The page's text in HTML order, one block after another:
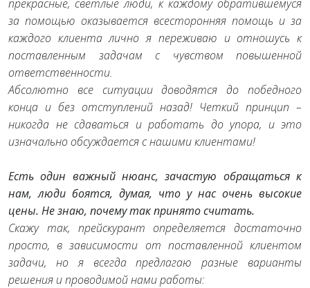
прекрасные, светлые люди, к каждому обратившемуся
за помощью оказывается всесторонняя помощь и за
каждого клиента лично я переживаю и отношусь к
поставленным задачам с чувством повышенной
ответственности.
Абсолютно все ситуации доводятся до победного
конца и без отступлений назад! Четкий принцип –
никогда не сдаваться и работать до упора, и это
изначально обсуждается с нашими клиентами!
Есть один важный нюанс, зачастую обращаться к
нам, люди боятся, думая, что у нас очень высокие
цены. Не знаю, почему так принято считать.
Скажу так, прейскурант определяется достаточно
просто, в зависимости от поставленной клиентом
задачи, но я всегда предлагаю разные варианты
решения и проводимой нами работы: